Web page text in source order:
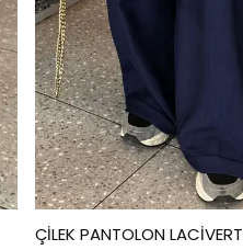
ÇİLEK PANTOLON LACİVERT